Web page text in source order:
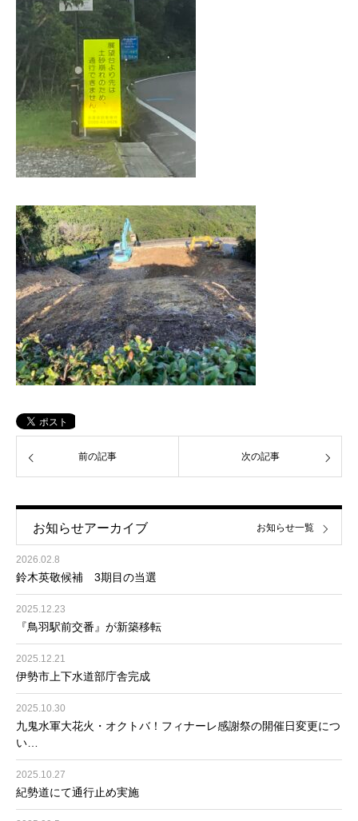
前の記事 次の記事
お知らせアーカイブ
2026.02.8
鈴木英敬候補 3期目の当選
2025.12.23
『鳥羽駅前交番』が新築移転
2025.12.21
伊勢市上下水道部庁舎完成
2025.10.30
九鬼水軍大花火・オクトバ！フィナーレ感謝祭の開催日変更につ
い…
2025.10.27
紀勢道にて通行止め実施
お知らせ一覧